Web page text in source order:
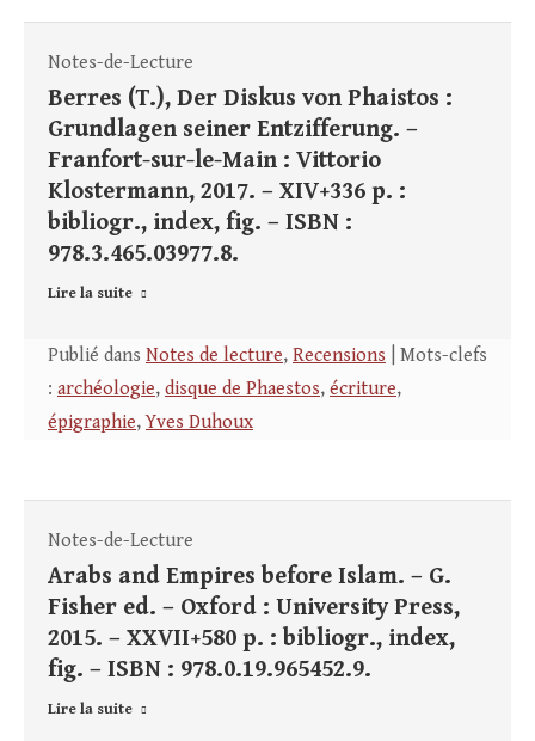
Notes-de-Lecture
Berres (T.), Der Diskus von Phaistos :
Grundlagen seiner Entzifferung. –
Franfort-sur-le-Main : Vittorio
Klostermann, 2017. – XIV+336 p. :
bibliogr., index, fig. – ISBN :
978.3.465.03977.8.
Lire la suite
Publié dans Notes de lecture, Recensions | Mots-clefs
: archéologie, disque de Phaestos, écriture,
épigraphie,Yves Duhoux
Notes-de-Lecture
Arabs and Empires before Islam. – G.
Fisher ed. – Oxford : University Press,
2015. – XXVII+580 p. : bibliogr., index,
fig. – ISBN : 978.0.19.965452.9.
Lire la suite